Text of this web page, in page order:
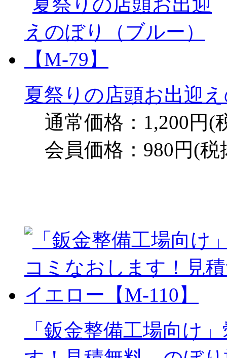
夏祭りの店頭お出迎
通常価格：1,200円(
会員価格：980円(税
「鈑金整備工場向け